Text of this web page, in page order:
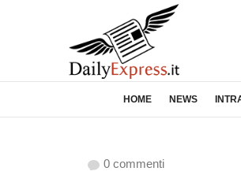
HOME NEWS
0 commenti